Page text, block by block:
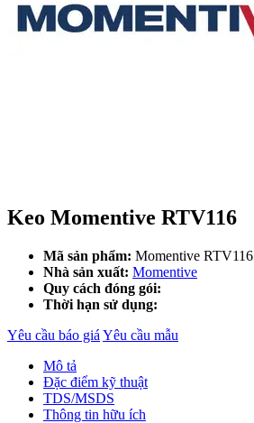
Keo Momentive RTV116
Mã sản phẩm: Momentive RTV116
Nhà sản xuất: Momentive
Quy cách đóng gói:
Thời hạn sử dụng:
Yêu cầu báo giá Yêu cầu mẫu
Mô tả
Đặc điểm kỹ thuật
TDS/MSDS
Thông tin hữu ích